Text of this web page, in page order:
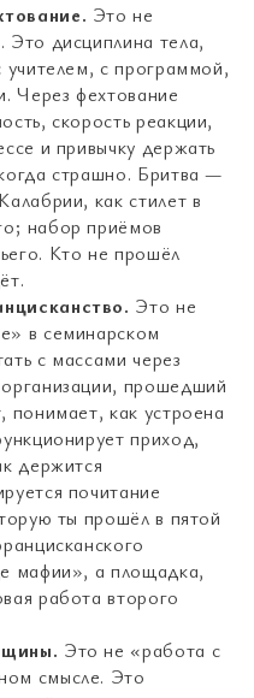
Это не
Это дисциплина тела,
учителем, с программой,
Через фехтование
скорость реакции,
и привычку держать
страшно. Бритва —
как стилет в
набор приёмов
Кто не прошёл
Это не
в семинарском
с массами через
прошедший
понимает, как устроена
приход,
держится
почитание
ты прошёл в пятой
мафии», а площадка,
работа второго
Это не «работа с
смысле. Это